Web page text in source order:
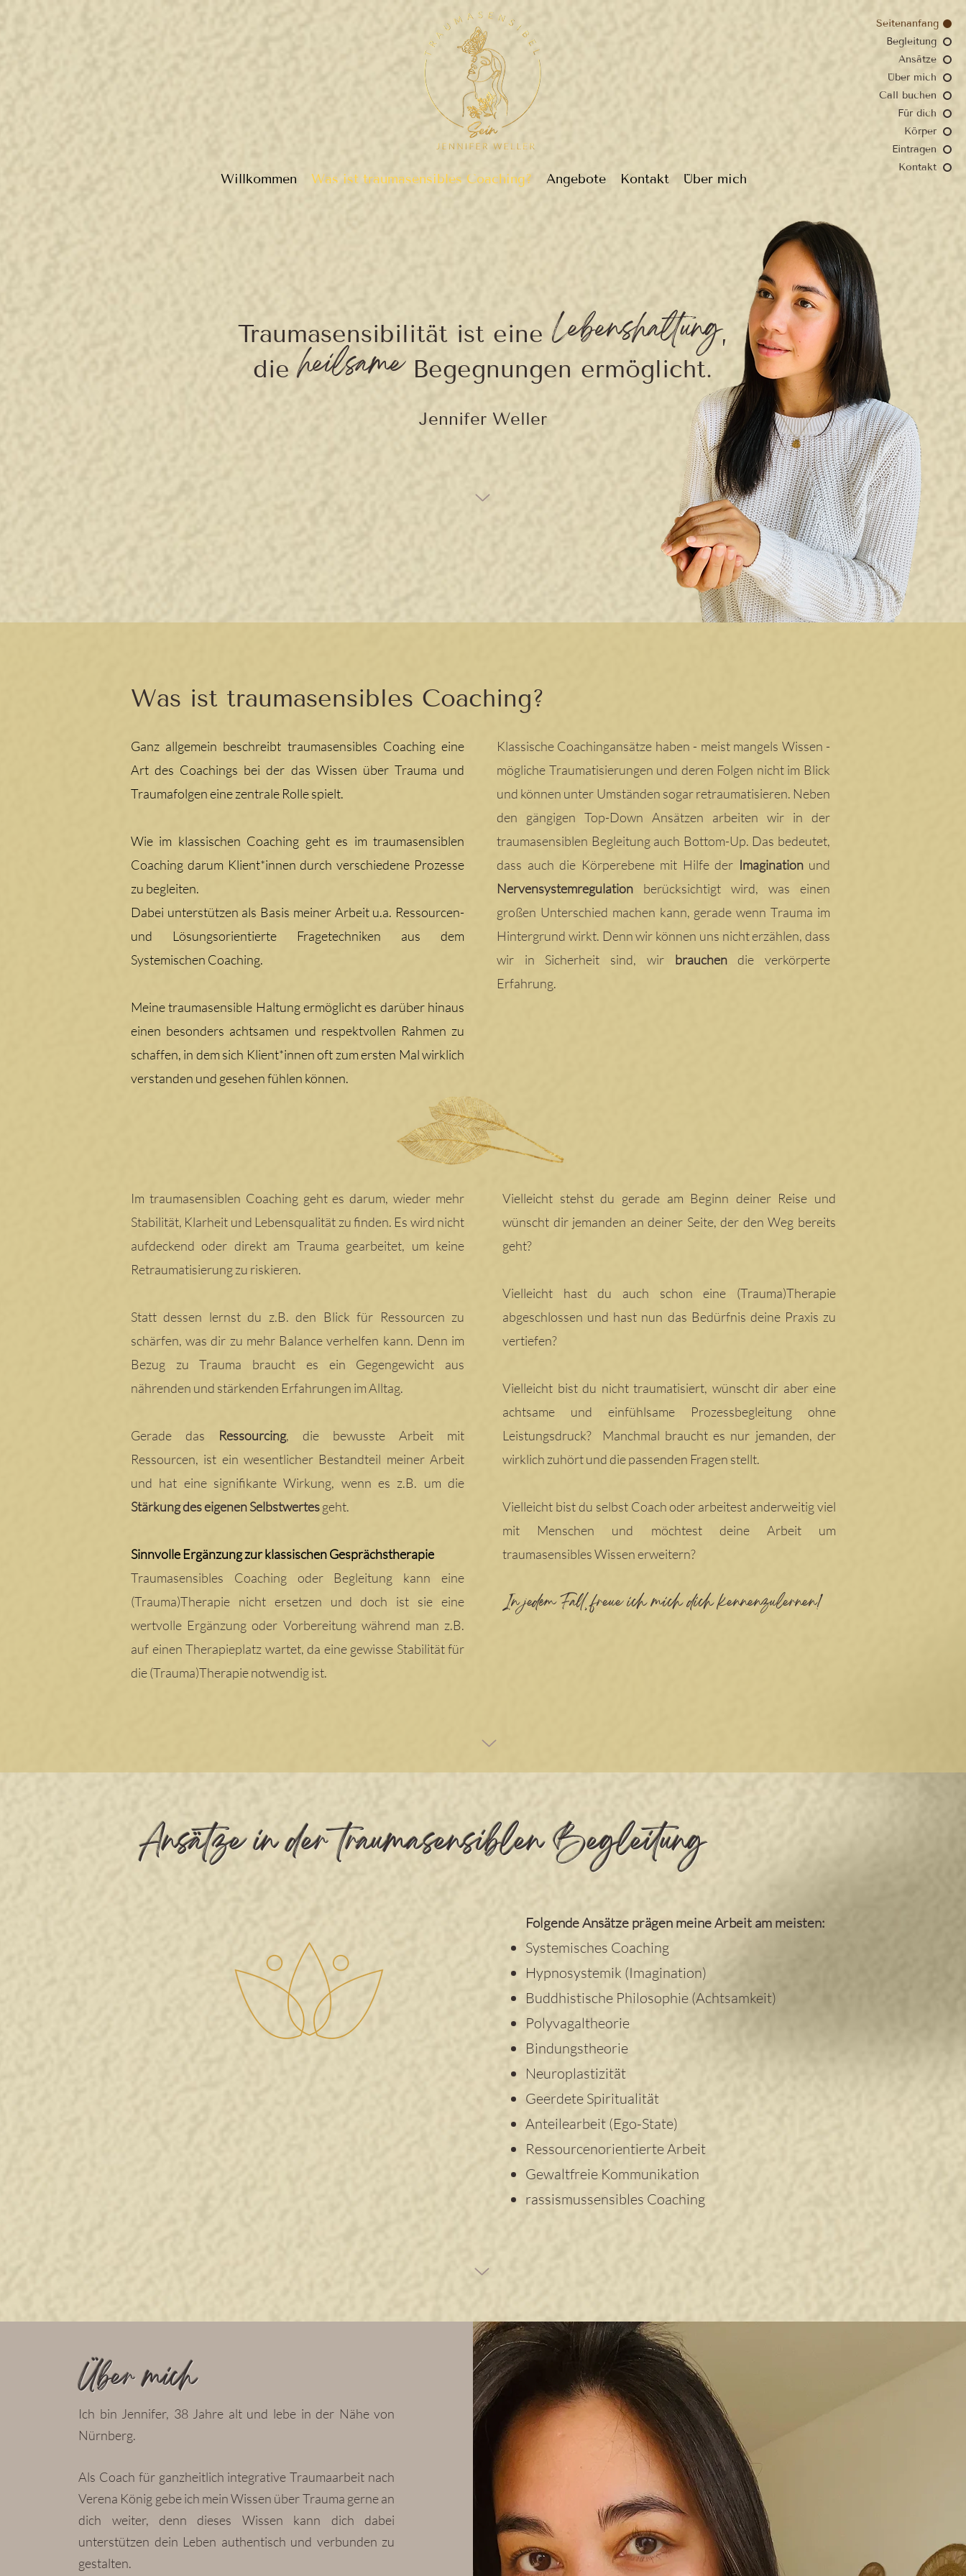
Willkommen Was ist traumasensibles Coaching? Angebote Kontakt Über mich
Seitenanfang
Begleitung
Ansätze
Über mich
Call buchen
Für dich
Körper
Eintragen
Kontakt
Traumasensibilität ist eine Lebenshaltung,
dieheilsameBegegnungen ermöglicht.
Jennifer Weller
Was ist traumasensibles Coaching?
Ganz allgemein beschreibt traumasensibles Coaching eine
Art des Coachings bei der das Wissen über Trauma und
Traumafolgen eine zentrale Rolle spielt.
Wie im klassischen Coaching geht es im traumasensiblen
Coaching darum Klient*innen durch verschiedene Prozesse
zu begleiten.
Dabei unterstützen als Basis meiner Arbeit u.a. Ressourcen-
und Lösungsorientierte Fragetechniken aus dem
Systemischen Coaching.
Meine traumasensible Haltung ermöglicht es darüber hinaus
einen besonders achtsamen und respektvollen Rahmen zu
schaffen, in dem sich Klient*innen oft zum ersten Mal wirklich
verstanden und gesehen fühlen können.
Klassische Coachingansätze haben - meist mangels Wissen -
mögliche Traumatisierungen und deren Folgen nicht im Blick
und können unter Umständen sogar retraumatisieren. Neben
den gängigen Top-Down Ansätzen arbeiten wir in der
traumasensiblen Begleitung auch Bottom-Up. Das bedeutet,
dass auch die Körperebene mit Hilfe der Imaginationund
Nervensystemregulation berücksichtigt wird, was einen
großen Unterschied machen kann, gerade wenn Trauma im
Hintergrund wirkt. Denn wir können uns nicht erzählen, dass
wir in Sicherheit sind, wir brauchendie verkörperte
Erfahrung.
Im traumasensiblen Coaching geht es darum, wieder mehr
Stabilität, Klarheit und Lebensqualität zu finden. Es wird nicht
aufdeckend oder direkt am Trauma gearbeitet, um keine
Retraumatisierung zu riskieren.
Statt dessen lernst du z.B.den Blick für Ressourcen zu
schärfen, was dir zu mehr Balance verhelfen kann. Denn im
Bezug zu Trauma braucht es ein Gegengewicht aus
nährenden und stärkenden Erfahrungen im Alltag.
Gerade das Ressourcing, die bewusste Arbeit mit
Ressourcen, ist ein wesentlicher Bestandteil meiner Arbeit
und hat eine signifikante Wirkung, wenn es z.B. um die
Stärkung des eigenen Selbstwertesgeht.
Sinnvolle Ergänzung zur klassischen Gesprächstherapie
Traumasensibles Coaching oder Begleitung kann eine
(Trauma)Therapie nicht ersetzen und doch ist sie eine
wertvolle Ergänzung oder Vorbereitung während man z.B.
auf einen Therapieplatz wartet, da eine gewisse Stabilität für
die (Trauma)Therapie notwendig ist.
Vielleicht stehst du gerade am Beginn deiner Reise und
wünscht dir jemanden an deiner Seite, der den Weg bereits
geht?
Vielleicht hast du auch schon eine (Trauma)Therapie
abgeschlossen und hast nun das Bedürfnis deine Praxis zu
vertiefen?
Vielleicht bist du nicht traumatisiert, wünscht dir aber eine
achtsame und einfühlsame Prozessbegleitung ohne
Leistungsdruck? Manchmal braucht es nur jemanden, der
wirklich zuhört und die passenden Fragen stellt.
Vielleicht bist du selbst Coach oder arbeitest anderweitig viel
mit Menschen und möchtest deine Arbeit um
traumasensibles Wissen erweitern?
In jedem Fall, freue ich michdich kennenzulernen!
Ansätze in der traumasensiblen Begleitung
Folgende Ansätze prägen meine Arbeit am meisten:
Systemisches Coaching
Hypnosystemik (Imagination)
Buddhistische Philosophie (Achtsamkeit)
Polyvagaltheorie
Bindungstheorie
Neuroplastizität
Geerdete Spiritualität
Anteilearbeit (Ego-State)
Ressourcenorientierte Arbeit
Gewaltfreie Kommunikation
rassismussensibles Coaching
Über mich
Ich bin Jennifer, 38 Jahre alt und lebe in der Nähe von
Nürnberg.
Als Coach für ganzheitlich integrative Traumaarbeit nach
Verena König gebe ich mein Wissen über Trauma gerne an
dich weiter, denn dieses Wissen kann dich dabei
unterstützen dein Leben authentisch und verbunden zu
gestalten.